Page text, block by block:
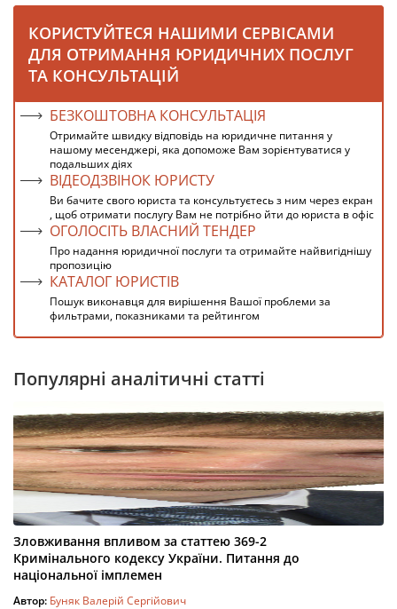
КОРИСТУЙТЕСЯ НАШИМИ СЕРВІСАМИ
ДЛЯ ОТРИМАННЯ ЮРИДИЧНИХ ПОСЛУГ
ТА КОНСУЛЬТАЦІЙ
БЕЗКОШТОВНА КОНСУЛЬТАЦІЯ
Отримайте швидку відповідь на юридичне питання у
нашому месенджері, яка допоможе Вам зорієнтуватися у
подальших діях
ВІДЕОДЗВІНОК ЮРИСТУ
Ви бачите свого юриста та консультуєтесь з ним через екран
, щоб отримати послугу Вам не потрібно йти до юриста в офіс
ОГОЛОСІТЬ ВЛАСНИЙ ТЕНДЕР
Про надання юридичної послуги та отримайте найвигіднішу
пропозицію
КАТАЛОГ ЮРИСТІВ
Пошук виконавця для вирішення Вашої проблеми за
фильтрами, показниками та рейтингом
Популярні аналітичні статті
Зловживання впливом за статтею 369-2
Кримінального кодексу України. Питання до
національної імплемен
Автор: Буняк Валерій Сергійович